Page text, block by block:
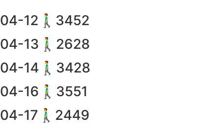
04-12🚶‍♂️3452
04-13🚶‍♂️2628
04-14🚶‍♂️3428
04-16🚶‍♂️3551
04-17🚶‍♂️2449